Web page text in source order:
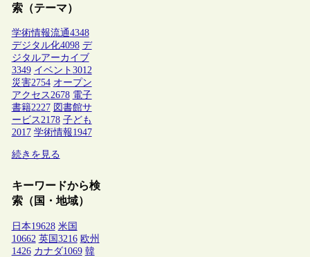
索（テーマ）
学術情報流通4348
デジタル化4098 デ
ジタルアーカイブ
3349 イベント 3012
災害2754 オープン
アクセス2678 電子
書籍2227 図書館サ
ービス2178 子ども
2017 学術情報1947
続きを見る
キーワードから検
索（国・地域）
日本19628 米国
10662 英国 3216 欧州
1426 カナダ1069 韓